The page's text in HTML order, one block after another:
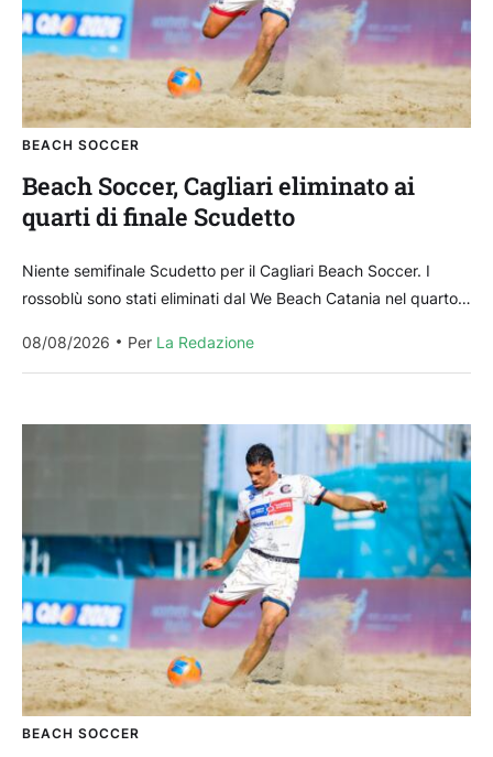
BEACH SOCCER
Beach Soccer, Cagliari eliminato ai
quarti di finale Scudetto
Niente semifinale Scudetto per il Cagliari Beach Soccer. I
rossoblù sono stati eliminati dal We Beach Catania nel quarto
08/08/2026
Per La Redazione
BEACH SOCCER